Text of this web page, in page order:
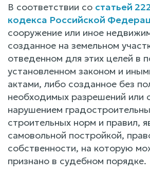
В соответствии со статьей
кодекса Российской
сооружение или иное
созданное на земельном
отведенном для этих целей в
установленном законом и
актами, либо созданное без
необходимых разрешений или
нарушением
строительных норм и правил,
самовольной постройкой,
собственности, на которую
признано в судебном порядке.